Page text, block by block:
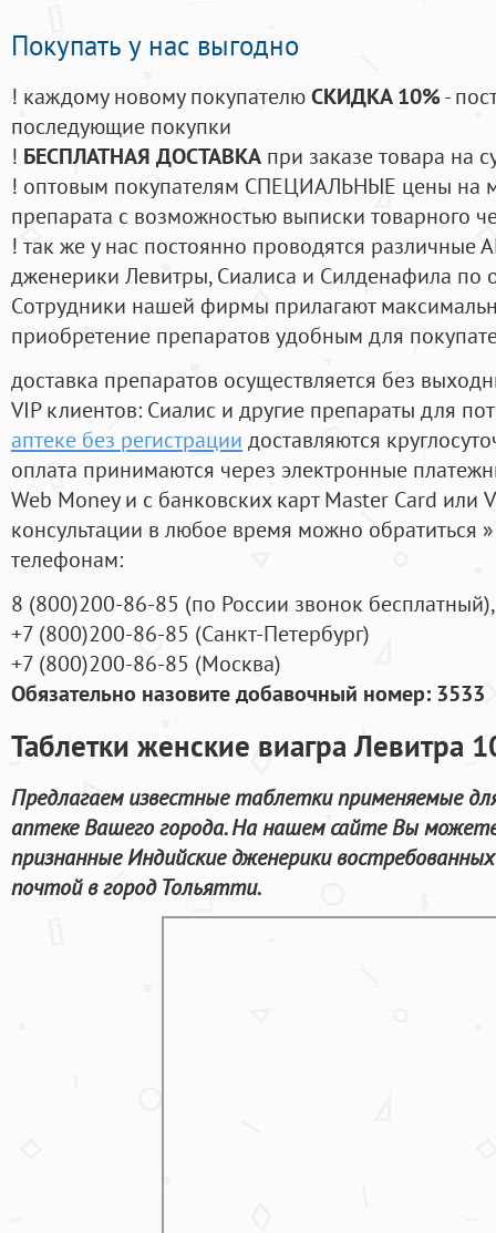
Покупать у нас выгодно
! каждому новому покупателюСКИДКА 10%-
последующие покупки
! БЕСПЛАТНАЯ ДОСТАВКА при заказе товара на
! оптовым покупателям СПЕЦИАЛЬНЫЕ цены на
препарата с возможностью выписки товарного
! так же у нас постоянно проводятся
дженерики Левитры, Сиалиса и Силденафила по
Cотрудники нашей фирмы прилагают
приобретение препаратов удобным для
доставка препаратов осуществляется без
VIP клиентов: Сиалис и другие препараты для
аптеке без регистрации доставляются
оплата принимаются через электронные
Web Money и с банковских карт Master Card или
консультации в любое время можно обратиться
телефонам:
8 (800)200-86-85 (по России звонок бесплатный),
+7 (800)200-86-85 (Санкт-Петербург)
+7 (800)200-86-85 (Москва)
Обязательно назовите добавочный номер: 3533
Таблетки женские виагра Левитра
Предлагаем известные таблетки применяемые
аптеке Вашего города. На нашем сайте Вы
признанные Индийские дженерики
почтой в город Тольятти.